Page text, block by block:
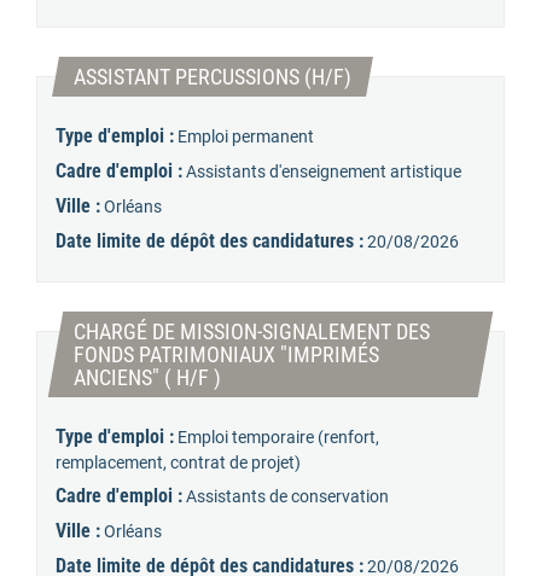
ASSISTANT PERCUSSIONS (H/F) (Nouvelle fenêtre)
Type d'emploi : Emploi permanent
Cadre d'emploi :Assistants d'enseignement artistique
Ville :Orléans
Date limite de dépôt des candidatures :20/08/2026
CHARGÉ DE MISSION-SIGNALEMENT DES
FONDS PATRIMONIAUX "IMPRIMÉS
ANCIENS" ( H/F )
Type d'emploi : Emploi temporaire (renfort,
remplacement, contrat de projet)
Cadre d'emploi :Assistants de conservation
Ville :Orléans
Date limite de dépôt des candidatures :20/08/2026